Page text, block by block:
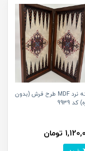
تخته نرد MDF طرح فرش (بدون
9939
تومان